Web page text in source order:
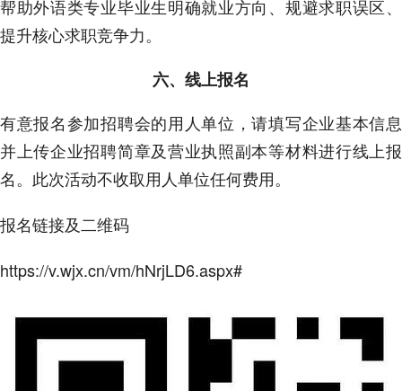
帮助外语类专业毕业生明确就业方向、规避求职误区、
提升核心求职竞争力。
六、线上报名
有意报名参加招聘会的用人单位，请填写企业基本信息
并上传企业招聘简章及营业执照副本等材料进行线上报
名。此次活动不收取用人单位任何费用。
报名链接及二维码
https://v.wjx.cn/vm/hNrjLD6.aspx#